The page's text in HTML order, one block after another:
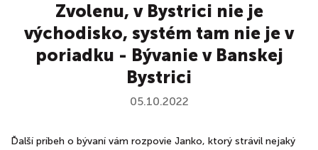
Zvolenu, v Bystrici nie je
východisko, systém tam nie je v
poriadku - Bývanie v Banskej
Bystrici
05.10.2022
Ďalší príbeh o bývaní vám rozpovie Janko, ktorý strávil nejaký